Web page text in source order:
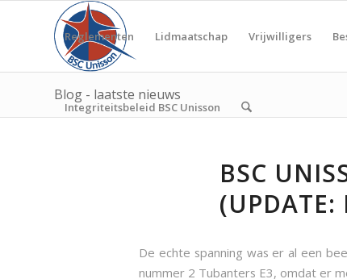
Reglementen Lidmaatschap Vrijwilligers
Integriteitsbeleid BSC Unisson
Blog - laatste nieuws
BSC
(UPDATE:
De echte spanning was er al een
nummer 2 Tubanters E3, omdat er